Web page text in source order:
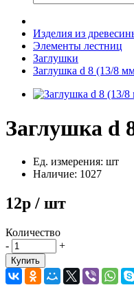
Изделия из
Элементы лестниц
Заглушки
Заглушка d 8 (13/8
Заглушка d
Ед. измерения: шт
Наличие: 1027
12р / шт
Количество
-
+
Купить